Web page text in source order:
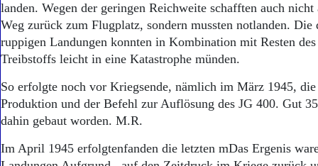
landen. Wegen der geringen Reichweite schafften auch nicht
Weg zurück zum Flugplatz, sondern mussten notlanden. Die
ruppigen Landungen konnten in Kombination mit Resten
Treibstoffs leicht in eine Katastrophe münden.
So erfolgte noch vor Kriegsende, nämlich im März 1945,
Produktion und der Befehl zur Auflösung des JG 400. Gut
dahin gebaut worden. M.R.
Im April 1945 erfolgtenfanden die letzten mDas Ergenis